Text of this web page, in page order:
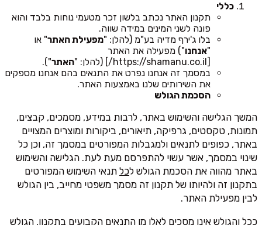
כללי
תקנון האתר נכתב בלשון זכר מטעמי נוחות בלבד והוא
פונה לשני המינים במידה שווה.
בלו ג'ירף מדיה בע"מ (להלן: "מפעילת האתר" או
"אנחנו") מפעילה את האתר
האתר").
במסמך זה אנחנו נפרט את התנאים בהם אנחנו מספקים
את השירותים שלנו באמצעות האתר.
הסכמת הגולש
המשך הגלישה והשימוש באתר, לרבות במידע, מסמכים, קבצים,
תמונות, טקסטים, גרפיקה, תיאורים, ביקורות ומוצרים המצויים
באתר, כפופים לתנאים ולמגבלות המפורטים במסמך זה, וכן כל
שינוי במסמך, אשר עשוי להתפרסם מעת לעת. הגלישה והשימוש
באתר מהווה את הסכמת הגולש לכל תנאי השימוש המפורטים
בתקנון זה ולהיותו של תקנון זה מסמך משפטי מחייב, בין הגולש
לבין מפעילת האתר.
ככל והגולש אינו מסכים לאלו מן התנאים הקבועים בתקנון, הגולש